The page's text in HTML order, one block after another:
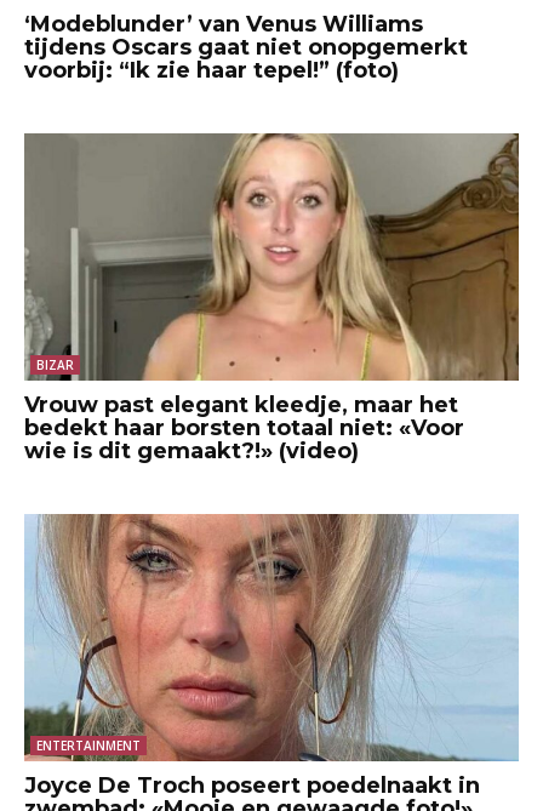
‘Modeblunder’ van Venus Williams
tijdens Oscars gaat niet onopgemerkt
voorbij: “Ik zie haar tepel!” (foto)
BIZAR
Vrouw past elegant kleedje, maar het
bedekt haar borsten totaal niet: «Voor
wie is dit gemaakt?!» (video)
ENTERTAINMENT
Joyce De Troch poseert poedelnaakt in